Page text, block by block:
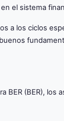
el sistema
a los ciclos
(BER), los